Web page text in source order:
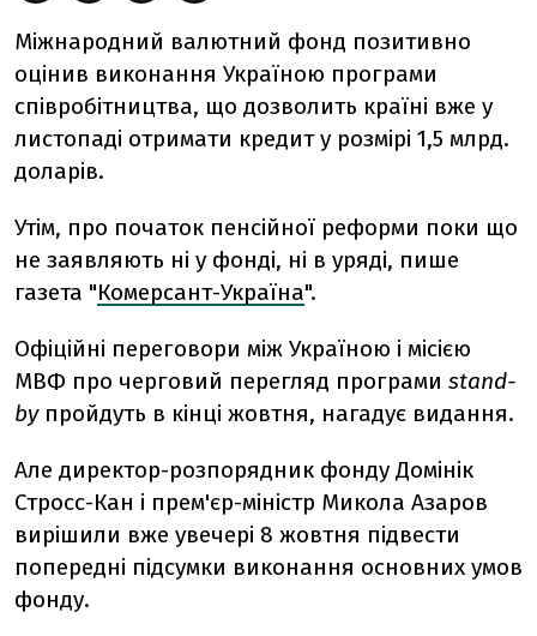
Міжнародний валютний фонд позитивно
оцінив виконання Україною програми
співробітництва, що дозволить країні вже у
листопаді отримати кредит у розмірі 1,5 млрд.
доларів.
Утім, про початок пенсійної реформи поки що
не заявляють ні у фонді, ні в уряді, пише
газета "Комерсант-Україна".
Офіційні переговори між Україною і місією
МВФ про черговий перегляд програми stand-
byпройдуть в кінці жовтня, нагадує видання.
Але директор-розпорядник фонду Домінік
Стросс-Кан і прем'єр-міністр Микола Азаров
вирішили вже увечері 8 жовтня підвести
попередні підсумки виконання основних умов
фонду.